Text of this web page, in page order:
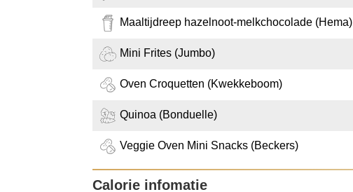
Maaltijdreep hazelnoot-melkchocolade (Hema)
Mini Frites (Jumbo)
Oven Croquetten (Kwekkeboom)
Quinoa (Bonduelle)
Veggie Oven Mini Snacks (Beckers)
Calorie infomatie